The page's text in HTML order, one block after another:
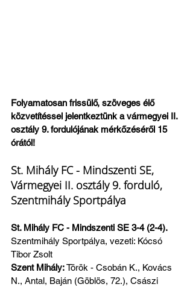
Folyamatosan frissülő, szöveges élő
közvetítéssel jelentkeztünk a vármegyei II.
osztály 9. fordulójának mérkőzéséről 15
órától!
St. Mihály FC - Mindszenti SE,
Vármegyei II. osztály 9. forduló,
Szentmihály Sportpálya
St. Mihály FC - Mindszenti SE 3-4 (2-4).
Szentmihály Sportpálya, vezeti: Kócsó
Tibor Zsolt
Szent Mihály: Török - Csobán K., Kovács
N., Antal, Baján (Göblös, 72.), Császi